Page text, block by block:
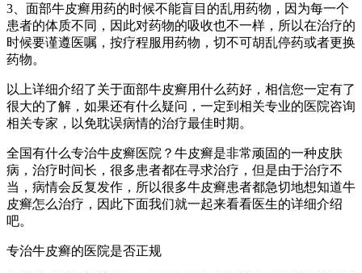
3、面部牛皮癣用药的时候不能盲目的乱用药物，因为每一个
患者的体质不同，因此对药物的吸收也不一样，所以在治疗的
时候要谨遵医嘱，按疗程服用药物，切不可胡乱停药或者更换
药物。
以上详细介绍了关于面部牛皮癣用什么药好，相信您一定有了
很大的了解，如果还有什么疑问，一定到相关专业的医院咨询
相关专家，以免耽误病情的治疗最佳时期。
全国有什么专治牛皮癣医院？牛皮癣是非常顽固的一种皮肤
病，治疗时间长，很多患者都在寻求治疗，但是由于治疗不
当，病情会反复发作，所以很多牛皮癣患者都急切地想知道牛
皮癣怎么治疗，因此下面我们就一起来看看医生的详细介绍
吧。
专治牛皮癣的医院是否正规